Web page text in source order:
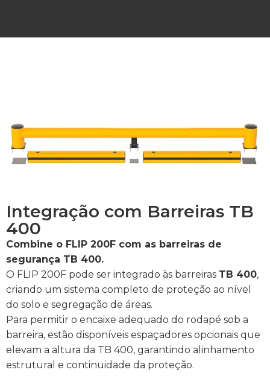
Integração com Barreiras TB
400
Combine o FLIP 200F com as barreiras de
segurança TB 400.
O FLIP 200F pode ser integrado às barreiras TB 400,
criando um sistema completo de proteção ao nível
do solo e segregação de áreas.
Para permitir o encaixe adequado do rodapé sob a
barreira, estão disponíveis espaçadores opcionais que
elevam a altura da TB 400, garantindo alinhamento
estrutural e continuidade da proteção.